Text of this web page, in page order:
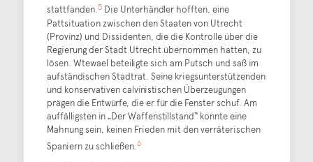
stattfanden.5Die Unterhändler hofften, eine
Pattsituation zwischen den Staaten von Utrecht
(Provinz) und Dissidenten, die die Kontrolle über die
Regierung der Stadt Utrecht übernommen hatten, zu
lösen. Wtewael beteiligte sich am Putsch und saß im
aufständischen Stadtrat. Seine kriegsunterstützenden
und konservativen calvinistischen Überzeugungen
prägen die Entwürfe, die er für die Fenster schuf. Am
auffälligsten in „Der Waffenstillstand“ konnte eine
Mahnung sein, keinen Frieden mit den verräterischen
Spaniern zu schließen.6